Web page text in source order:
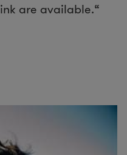
are available.“